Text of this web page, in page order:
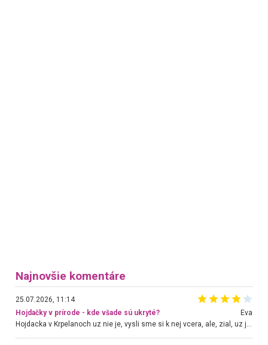
Najnovšie komentáre
25.07.2026, 11:14
Hojdačky v prírode - kde všade sú ukryté?
Eva
Hojdacka v Krpelanoch uz nie je, vysli sme si k nej vcera, ale, zial, uz je znicena. Ak sem planujete cestu len kvoli hojdacke, mozete si ju usetrit. Krasny vyhlad je tu vsak aj bez hojdacky :-)